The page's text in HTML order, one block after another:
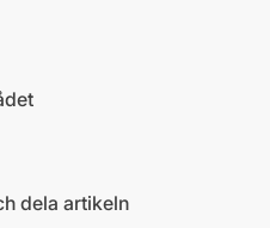
dela artikeln